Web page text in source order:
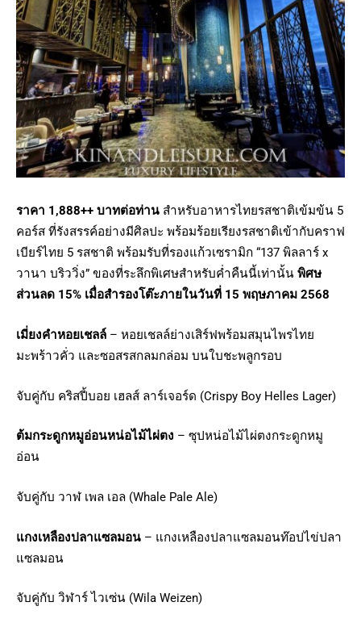
ราคา 1,888++ บาทต่อท่าน สำหรับอาหารไทยรสชาติเข้มข้น 5
คอร์ส ที่รังสรรค์อย่างมีศิลปะ พร้อมร้อยเรียงรสชาติเข้ากับคราฟ
เบียร์ไทย 5 รสชาติ พร้อมรับที่รองแก้วเซรามิก “137 พิลลาร์ x
วานา บริววิ่ง” ของที่ระลึกพิเศษสำหรับค่ำคืนนี้เท่านั้น พิศษ
ส่วนลด 15% เมื่อสำรองโต๊ะภายในวันที่ 15 พฤษภาคม 2568
เมี่ยงคำหอยเชลล์ – หอยเชลล์ย่างเสิร์ฟพร้อมสมุนไพรไทย
มะพร้าวคั่ว และซอสรสกลมกล่อม บนใบชะพลูกรอบ
จับคู่กับ คริสปี้บอย เฮลส์ ลาร์เจอร์ด (Crispy Boy Helles Lager)
ต้มกระดูกหมูอ่อนหน่อไม้ไผ่ตง – ซุปหน่อไม้ไผ่ตงกระดูกหมู
อ่อน
จับคู่กับ วาฬ เพล เอล (Whale Pale Ale)
แกงเหลืองปลาแซลมอน – แกงเหลืองปลาแซลมอนท๊อปไข่ปลา
แซลมอน
จับคู่กับ วิฬาร์ ไวเซ่น (Wila Weizen)